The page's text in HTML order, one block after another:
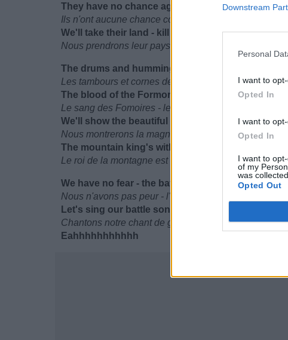
Downstream
Personal
I want to
Opted In
I want to
Opted In
I want to
of my
was collected.
Opted Out
They have no chance against our spells
Ils n'ont aucune chance contre nos sortilèges
We'll take their land - kill them all
Nous prendrons leur pays - Tuons-les tous
The drums and humming horns are screaming -
Les tambours et cornes de guerre chantent - nous
The blood of the Formorians - the ugly ones
Le sang des Fomoires - les hideux
We'll show the beautiful magic of uncountable
Nous montrerons la magnifique magie d'innombrables
The mountain king's with us - the magic is done
Le roi de la montagne est avec nous - la magie est là
We have no fear - the battle spirit's in us
Nous n'avons pas peur - l'esprit de la bataille est en
Let's sing our battle song
Chantons notre chant de guerre
Eahhhhhhhhhhh